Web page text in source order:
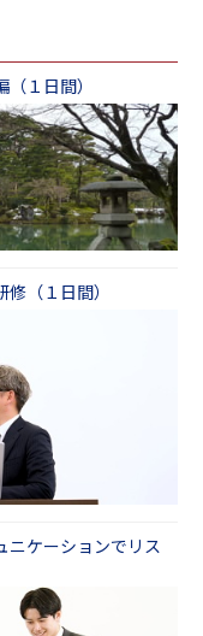
能力把握、部
いておりま
先順位をお考
おすすめいた
スクマネジメ
洗い出し、顕
きの影響の大
を打つべきか
おります。
覧
ルールの定着
きます。
い。
材を販売して
、冊子教材・
そのまま使え
、繰り返し使
とができま
研修～損失の
（冊子教材・
ライアンス講
く受講いただ
意しておりま
するためのシ
か
何を従業員に
のか？作る場
？
援させていた
み／コンテン
ど、部分的な
」をインフラ
いて
１日間）
（１日間）
ニケーションでリス